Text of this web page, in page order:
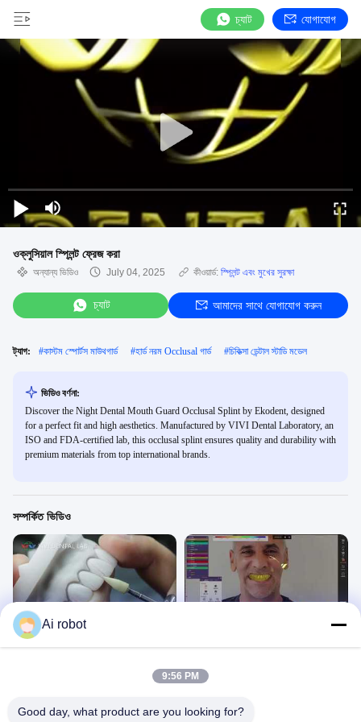
চ্যাট যোগাযোগ
ওক্লুসিয়াল স্প্লিন্ট ফ্রেজ করা
অন্যান্য ভিডিও July 04, 2025 কীওয়ার্ড: স্প্লিন্ট এবং মুখের সুরক্ষা
চ্যাট আমাদের সাথে যোগাযোগ করুন
ট্যাগ: #কাস্টম স্পোর্টস মাউথগার্ড #হার্ড নরম Occlusal গার্ড #চিকিত্সা ডেন্টাল স্টাডি মডেল
ভিডিও বর্ণনা:
Discover the Night Dental Mouth Guard Occlusal Splint by Ekodent, designed
for a perfect fit and high aesthetics. Manufactured by VIVI Dental Laboratory, an
ISO and FDA-certified lab, this occlusal splint ensures quality and durability with
premium materials from top international brands.
সম্পর্কিত ভিডিও
ইম্যাক্স ভেনিয়ার্স
কৌশল ভিডিও
September 11, 2025
Ai robot
9:56 PM
Good day, what product are you looking for?